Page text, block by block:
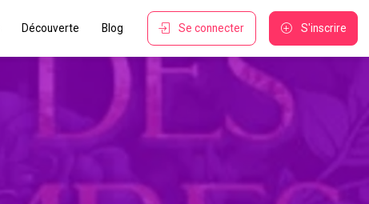
Découverte Blog S'inscrire
Se connecter